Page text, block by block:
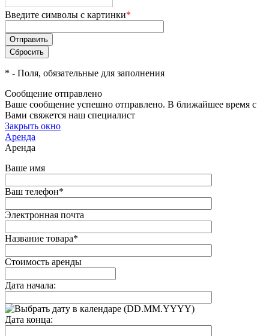
Введите символы с картинки*
* - Поля, обязательные для заполнения
Сообщение отправлено
Ваше сообщение успешно отправлено. В ближайшее время с
Вами свяжется наш специалист
Закрыть окно
Аренда
Аренда
Ваше имя
Ваш телефон*
Электронная почта
Название товара*
Стоимость аренды
Дата начала:
(DD.MM.YYYY)
Дата конца: